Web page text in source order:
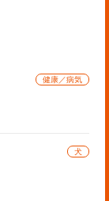
健康／病気
犬